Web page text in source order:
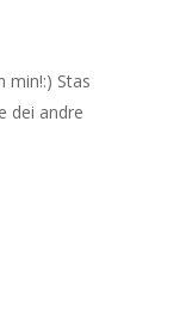
min!:) Stas
dei andre